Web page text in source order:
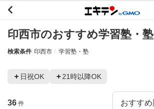
印西市のおすすめ学習塾・塾
検索条件 印西市 学習塾・塾
日祝OK 21時以降OK
36 件